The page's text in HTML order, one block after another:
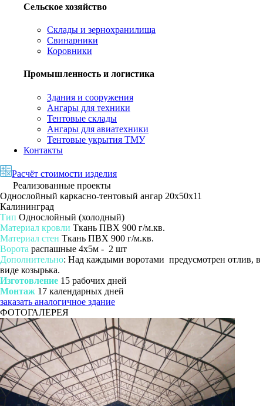
Сельское хозяйство
Склады и зернохранилища
Свинарники
Коровники
Промышленность и логистика
Здания и сооружения
Ангары для техники
Тентовые склады
Ангары для авиатехники
Тентовые укрытия ТМУ
Контакты
Расчёт стоимости изделия
Реализованные проекты
Однослойный каркасно-тентовый ангар 20х50х11
Калининград
Тип Однослойный (холодный)
Материал кровли Ткань ПВХ 900 г/м.кв.
Материал стен Ткань ПВХ 900 г/м.кв.
Ворота распашные 4х5м - 2 шт
Дополнительно: Над каждыми воротами предусмотрен отлив, в
виде козырька.
Изготовление 15 рабочих дней
Монтаж 17 календарных дней
заказать аналогичное здание
ФОТОГАЛЕРЕЯ